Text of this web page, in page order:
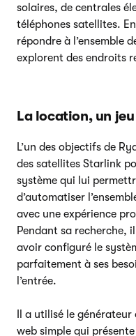
solaires, de centrales
téléphones satellites.
répondre à l’ensemble
explorent des endroits
La location, un
L’un des objectifs de
des satellites Starlink
système qui lui
d’automatiser
avec une expérience
Pendant sa recherche,
avoir configuré le
parfaitement à ses
l’entrée.
Il a utilisé le
web simple qui